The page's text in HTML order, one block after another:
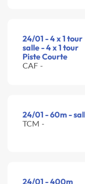
24/01 - 4 x 1 tour
salle - 4 x 1 tour
Piste Courte
CAF -
24/01 - 60m -
TCM -
24/01 - 400m